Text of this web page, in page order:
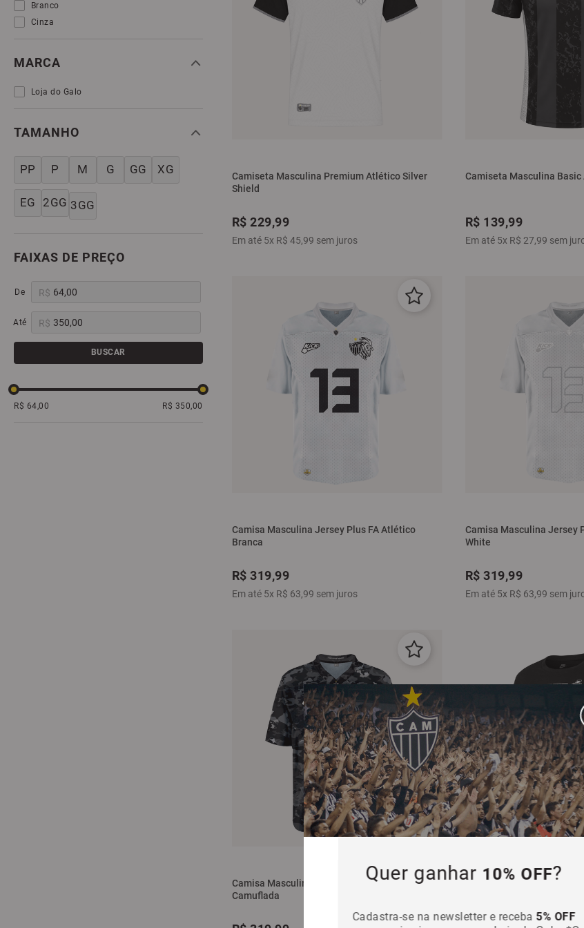
Quer ganhar 10% OFF?
Cadastra-se na newsletter e receba 5% OFF
Branco
Cinza
MARCA
Loja do Galo
TAMANHO
PP P M G GG XG
EG 2GG 3GG
FAIXAS DE PREÇO
R$
R$
BUSCAR
R$ 64,00 R$ 350,00
Camiseta Masculina Premium Atlético Silver
Shield
R$ 229,99
Em até 5x R$ 45,99 sem juros
Camiseta Masculina
R$ 139,99
Em até 5x R$ 27,99 sem
Camisa Masculina Jersey Plus FA Atlético
Branca
R$ 319,99
Em até 5x R$ 63,99 sem juros
Camisa Masculina Jersey
White
R$ 319,99
Em até 5x R$ 63,99 sem
Camisa Masculina Jersey Plus FA Atlético
Camuflada
Camiseta Masculina